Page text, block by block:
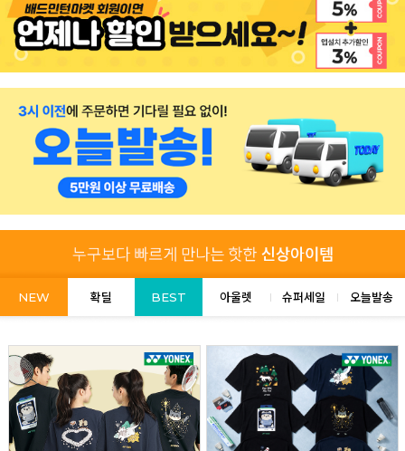
NEW 확딜 BEST 아울렛 슈퍼세일 오늘발송